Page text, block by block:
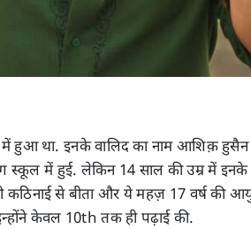
हुआ था. इनके वालिद का नाम आशिक़ हुसैन
स्कूल में हुई. लेकिन 14 साल की उम्र में इनके
से बीता और ये महज़ 17 वर्ष की
केवल 10th तक ही पढ़ाई की.